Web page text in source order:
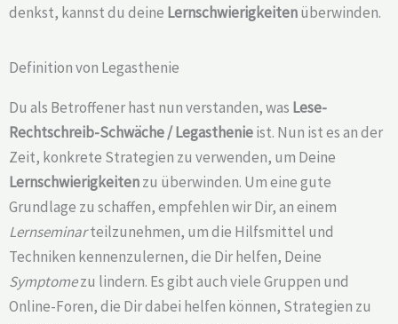
denkst, kannst du deine Lernschwierigkeitenüberwinden.
Definition von Legasthenie
Du als Betroffener hast nun verstanden, was Lese-
Rechtschreib-Schwäche /Legasthenieist. Nun ist es an der
Zeit, konkrete Strategien zu verwenden, um Deine
Lernschwierigkeitenzu überwinden. Um eine gute
Grundlage zu schaffen, empfehlen wir Dir, an einem
Lernseminarteilzunehmen, um die Hilfsmittel und
Techniken kennenzulernen, die Dir helfen, Deine
Symptomezu lindern. Es gibt auch viele Gruppen und
Online-Foren, die Dir dabei helfen können, Strategien zu